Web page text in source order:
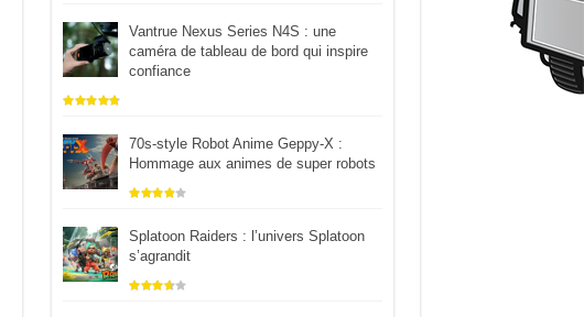
Vantrue Nexus Series N4S : une
caméra de tableau de bord qui inspire
confiance
70s-style Robot Anime Geppy-X :
Hommage aux animes de super robots
Splatoon Raiders : l’univers Splatoon
s’agrandit